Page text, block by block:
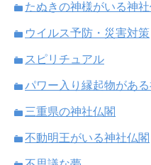
たぬきの神様がいる神社
ウイルス予防・災害対策
スピリチュアル
パワー入り縁起物があ
三重県の神社仏閣
不動明王がいる神社仏閣